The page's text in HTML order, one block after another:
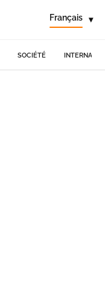
Français ▾
SOCIÉTÉ